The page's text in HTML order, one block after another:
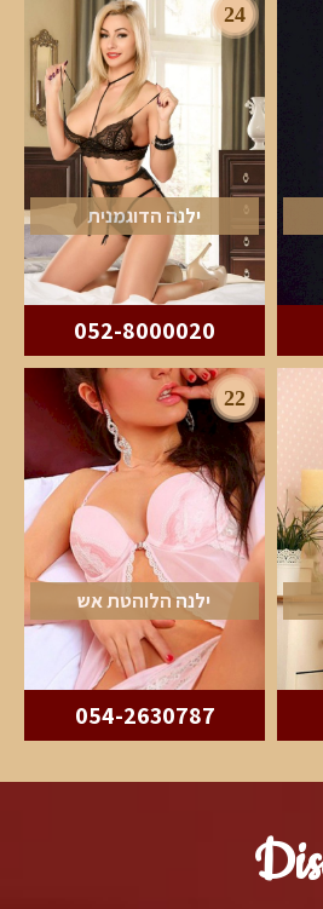
24
ילנה הדוגמנית
052-8000020
22
ילנה הלוהטת אש
054-2630787